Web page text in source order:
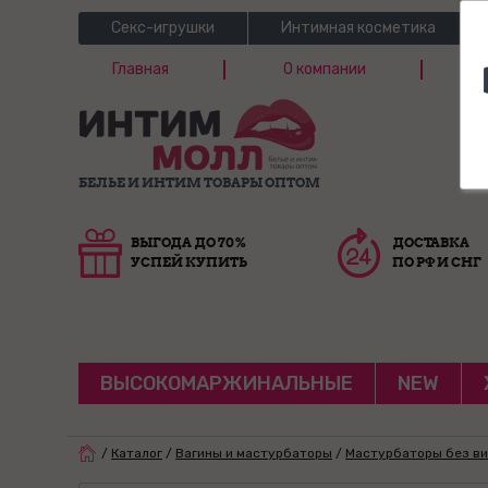
Секс-игрушки Интимная косметика
Главная О компании
БЕЛЬЕ И ИНТИМ ТОВАРЫ ОПТОМ
ВЫГОДА ДО 70%
УСПЕЙ КУПИТЬ
ДОСТАВКА
ПО РФ И СНГ
ВЫСОКОМАРЖИНАЛЬНЫЕ NEW
/ Каталог / Вагины и мастурбаторы / Мастурбаторы без